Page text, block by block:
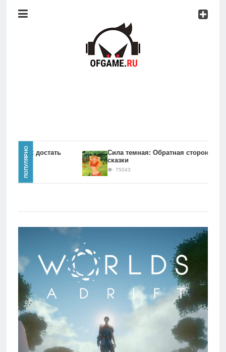
Консоли
Главная
Мобильное
игры
ПОПУЛЯРНО
Как достать
Сила темная: Обратная сторона
сказки
75043